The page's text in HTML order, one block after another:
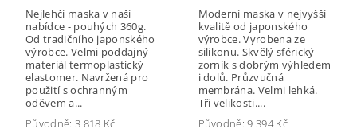
Nejlehčí maska v naší
nabídce - pouhých 360g.
Od tradičního japonského
výrobce. Velmi poddajný
materiál termoplastický
elastomer. Navržená pro
použití s ochranným
oděvem a...
Původně: 3 818 Kč
Moderní maska v nejvyšší
kvalitě od japonského
výrobce. Vyrobena ze
silikonu. Skvělý sférický
zorník s dobrým výhledem
i dolů. Průzvučná
membrána. Velmi lehká.
Tři velikosti....
Původně:9 394 Kč